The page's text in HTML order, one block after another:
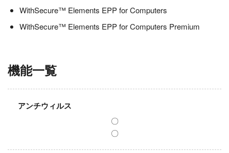
WithSecure™ Elements EPP for Computers
WithSecure™ Elements EPP for Computers Premium
機能一覧
アンチウィルス
〇
〇